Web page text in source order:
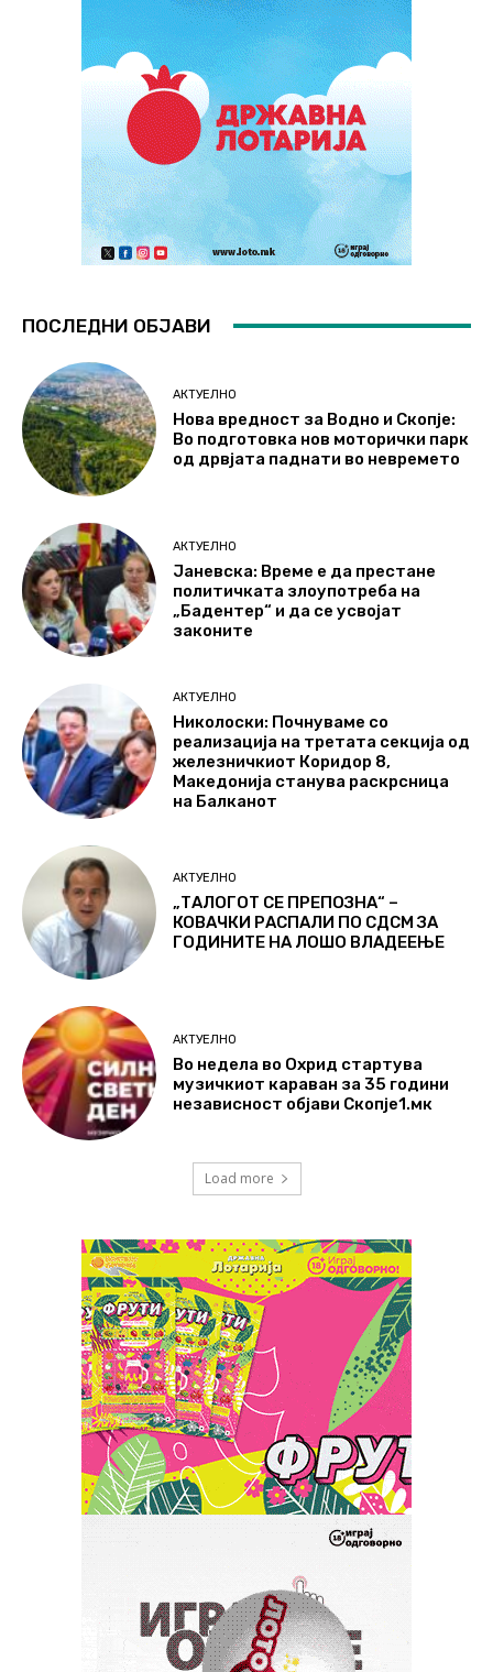
ПОСЛЕДНИ ОБЈАВИ
АКТУЕЛНО
Нова вредност за Водно и Скопје:
Во подготовка нов моторички парк
од дрвјата паднати во невремето
АКТУЕЛНО
Јаневска: Време е да престане
политичката злоупотреба на
„Бадентер“ и да се усвојат
законите
АКТУЕЛНО
Николоски: Почнуваме со
реализација на третата секција од
железничкиот Коридор 8,
Македонија станува раскрсница
на Балканот
АКТУЕЛНО
„ТАЛОГОТ СЕ ПРЕПОЗНА“ –
КОВАЧКИ РАСПАЛИ ПО СДСМ ЗА
ГОДИНИТЕ НА ЛОШО ВЛАДЕЕЊЕ
АКТУЕЛНО
Во недела во Охрид стартува
музичкиот караван за 35 години
независност објави Скопје1.мк
Load more